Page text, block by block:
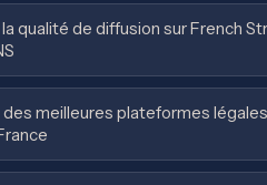
qualité de diffusion sur French
des meilleures plateformes